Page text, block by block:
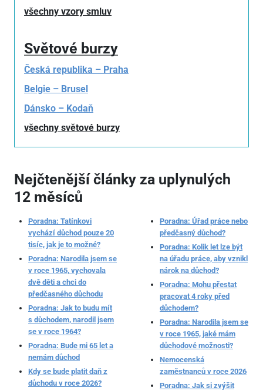
všechny vzory smluv
Světové burzy
Česká republika – Praha
Belgie – Brusel
Dánsko – Kodaň
všechny světové burzy
Nejčtenější články za uplynulých
12 měsíců
Poradna: Tatínkovi
vychází důchod pouze 20
tisíc, jak je to možné?
Poradna: Narodila jsem se
v roce 1965, vychovala
dvě děti a chci do
předčasného důchodu
Poradna: Jak to budu mít
s důchodem, narodil jsem
se v roce 1964?
Poradna: Bude mi 65 let a
nemám důchod
Kdy se bude platit daň z
důchodu v roce 2026?
Poradna: Úřad práce nebo
předčasný důchod?
Poradna: Kolik let lze být
na úřadu práce, aby vznikl
nárok na důchod?
Poradna: Mohu přestat
pracovat 4 roky před
důchodem?
Poradna: Narodila jsem se
v roce 1965, jaké mám
důchodové možnosti?
Nemocenská
zaměstnanců v roce 2026
Poradna: Jak si zvýšit